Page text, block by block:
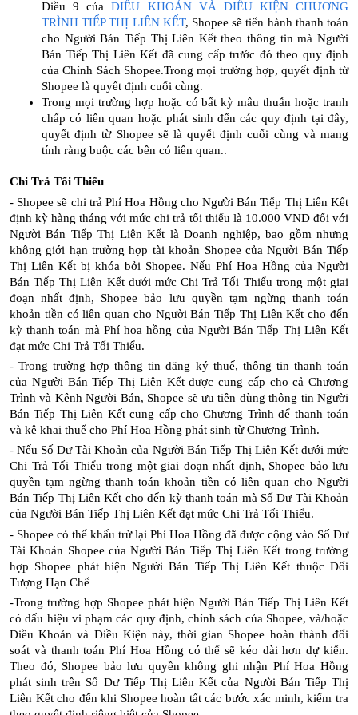
Điều 9 củaĐIỀU KHOẢN VÀ ĐIỀU KIỆN CHƯƠNG
TRÌNH TIẾP THỊ LIÊN KẾT, Shopee sẽ tiến hành thanh toán
cho Người Bán Tiếp Thị Liên Kết theo thông tin mà Người
Bán Tiếp Thị Liên Kết đã cung cấp trước đó theo quy định
của Chính Sách Shopee.Trong mọi trường hợp, quyết định từ
Shopee là quyết định cuối cùng.
Trong mọi trường hợp hoặc có bất kỳ mâu thuẫn hoặc tranh
chấp có liên quan hoặc phát sinh đến các quy định tại đây,
quyết định từ Shopee sẽ là quyết định cuối cùng và mang
tính ràng buộc các bên có liên quan..
Chi Trả Tối Thiểu
- Shopee sẽ chi trả Phí Hoa Hồng cho Người Bán Tiếp Thị Liên Kết
định kỳ hàng tháng với mức chi trả tối thiểu là 10.000 VND đối với
Người Bán Tiếp Thị Liên Kết là Doanh nghiệp, bao gồm nhưng
không giới hạn trường hợp tài khoản Shopee của Người Bán Tiếp
Thị Liên Kết bị khóa bởi Shopee. Nếu Phí Hoa Hồng của Người
Bán Tiếp Thị Liên Kết dưới mức Chi Trả Tối Thiểu trong một giai
đoạn nhất định, Shopee bảo lưu quyền tạm ngừng thanh toán
khoản tiền có liên quan cho Người Bán Tiếp Thị Liên Kết cho đến
kỳ thanh toán mà Phí hoa hồng của Người Bán Tiếp Thị Liên Kết
đạt mức Chi Trả Tối Thiểu.
- Trong trường hợp thông tin đăng ký thuế, thông tin thanh toán
của Người Bán Tiếp Thị Liên Kết được cung cấp cho cả Chương
Trình và Kênh Người Bán, Shopee sẽ ưu tiên dùng thông tin Người
Bán Tiếp Thị Liên Kết cung cấp cho Chương Trình để thanh toán
và kê khai thuế cho Phí Hoa Hồng phát sinh từ Chương Trình.
- Nếu Số Dư Tài Khoản của Người Bán Tiếp Thị Liên Kết dưới mức
Chi Trả Tối Thiểu trong một giai đoạn nhất định, Shopee bảo lưu
quyền tạm ngừng thanh toán khoản tiền có liên quan cho Người
Bán Tiếp Thị Liên Kết cho đến kỳ thanh toán mà Số Dư Tài Khoản
của Người Bán Tiếp Thị Liên Kết đạt mức Chi Trả Tối Thiểu.
- Shopee có thể khấu trừ lại Phí Hoa Hồng đã được cộng vào Số Dư
Tài Khoản Shopee của Người Bán Tiếp Thị Liên Kết trong trường
hợp Shopee phát hiện Người Bán Tiếp Thị Liên Kết thuộc Đối
Tượng Hạn Chế
-Trong trường hợp Shopee phát hiện Người Bán Tiếp Thị Liên Kết
có dấu hiệu vi phạm các quy định, chính sách của Shopee, và/hoặc
Điều Khoản và Điều Kiện này, thời gian Shopee hoàn thành đối
soát và thanh toán Phí Hoa Hồng có thể sẽ kéo dài hơn dự kiến.
Theo đó, Shopee bảo lưu quyền không ghi nhận Phí Hoa Hồng
phát sinh trên Số Dư Tiếp Thị Liên Kết của Người Bán Tiếp Thị
Liên Kết cho đến khi Shopee hoàn tất các bước xác minh, kiểm tra